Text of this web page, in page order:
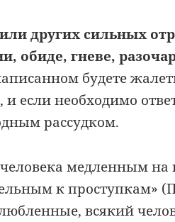
других сильных
обиде, гневе,
будете
и если необходимо
рассудком.
медленным на
к проступкам»
всякий